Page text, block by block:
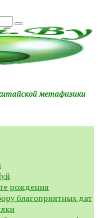
метафизики
рождения
благоприятных дат